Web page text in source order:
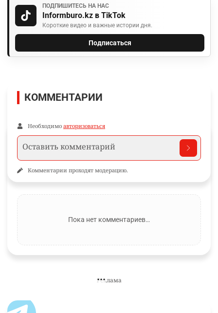
ПОДПИШИТЕСЬ НА НАС
Informburo.kz в TikTok
Короткие видео и важные истории дня.
Подписаться
КОММЕНТАРИИ
Необходимо авторизоваться
Комментарии проходят модерацию.
Пока нет комментариев…